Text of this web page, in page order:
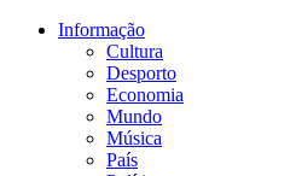
Navegação
principal
Informação
Cultura
Desporto
Economia
Mundo
Música
País